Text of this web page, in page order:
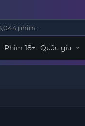
Phim 18+ Quốc gia